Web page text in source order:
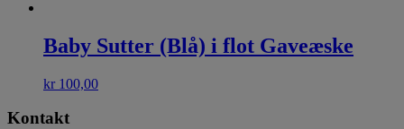
Baby Sutter (Blå) i flot Gaveæske
kr 100,00
Kontakt